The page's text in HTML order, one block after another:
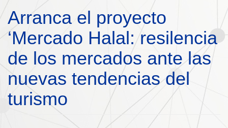
Passar para o conteúdo principal
Arranca el proyecto
‘Mercado Halal: resilencia
de los mercados ante las
nuevas tendencias del
turismo